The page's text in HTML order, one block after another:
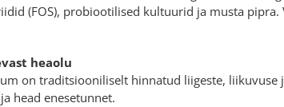
(FOS), probiootilised kultuurid ja musta
heaolu
on traditsiooniliselt hinnatud liigeste,
head enesetunnet.